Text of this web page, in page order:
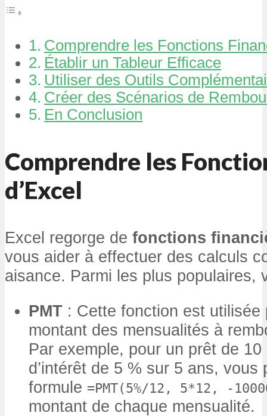
Comprendre les Fonctions
Établir un Tableur Efficace
Utiliser des Outils
Créer des Scénarios de
En Conclusion
Comprendre les
d’Excel
Excel regorge de fonctions
vous aider à effectuer des calculs
aisance. Parmi les plus populaires,
PMT : Cette fonction est utilisée
montant des mensualités à
Par exemple, pour un prêt de
d’intérêt de 5 % sur 5 ans, vous
formule =PMT(5%/12, 5*12, -
montant de chaque mensualité.